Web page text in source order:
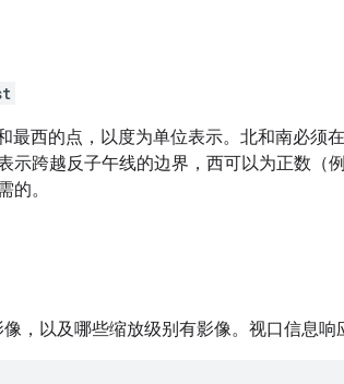
最西的点，以度为单位表示。北和南必须
示跨越反子午线的边界，西可以为正数（
的。
，以及哪些缩放级别有影像。视口信息响